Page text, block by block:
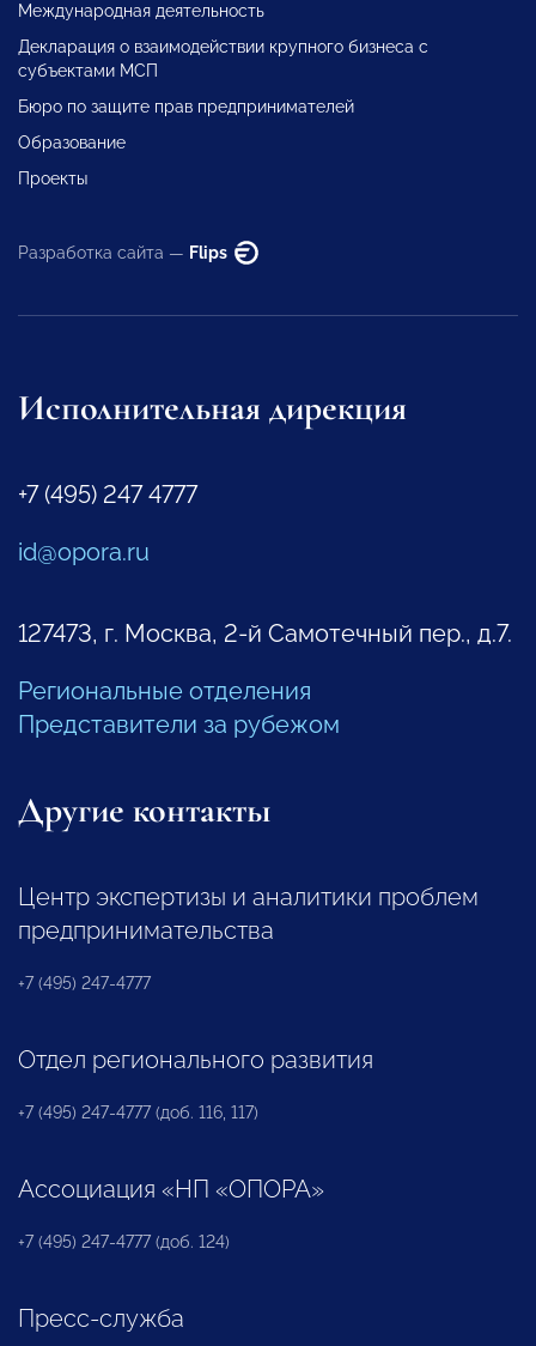
Международная деятельность
Декларация о взаимодействии крупного бизнеса с
субъектами МСП
Бюро по защите прав предпринимателей
Образование
Проекты
Разработка сайта — Flips
Исполнительная дирекция
+7 (495) 247 4777
id@opora.ru
127473, г. Москва, 2-й Самотечный пер., д.7.
Региональные отделения
Представители за рубежом
Другие контакты
Центр экспертизы и аналитики проблем
предпринимательства
+7 (495) 247-4777
Отдел регионального развития
+7 (495) 247-4777 (доб. 116, 117)
Ассоциация «НП «ОПОРА»
+7 (495) 247-4777 (доб. 124)
Пресс-служба